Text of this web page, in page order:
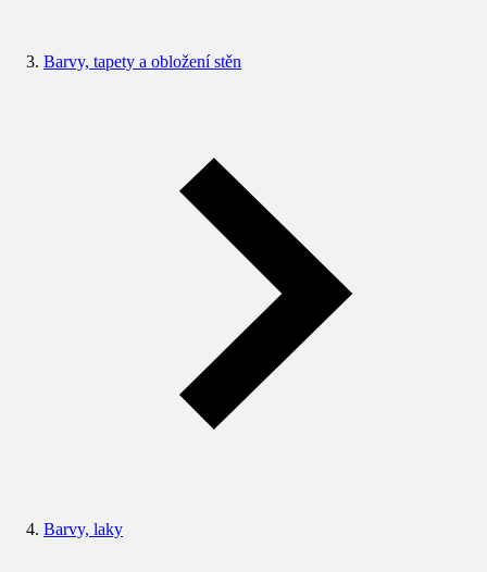
Barvy, tapety a obložení stěn
Barvy, laky